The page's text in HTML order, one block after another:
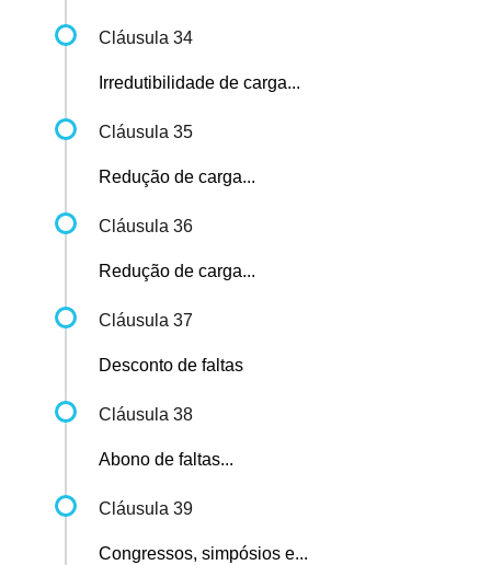
Cláusula 34
Irredutibilidade de carga...
Cláusula 35
Redução de carga...
Cláusula 36
Redução de carga...
Cláusula 37
Desconto de faltas
Cláusula 38
Abono de faltas...
Cláusula 39
Congressos, simpósios e...